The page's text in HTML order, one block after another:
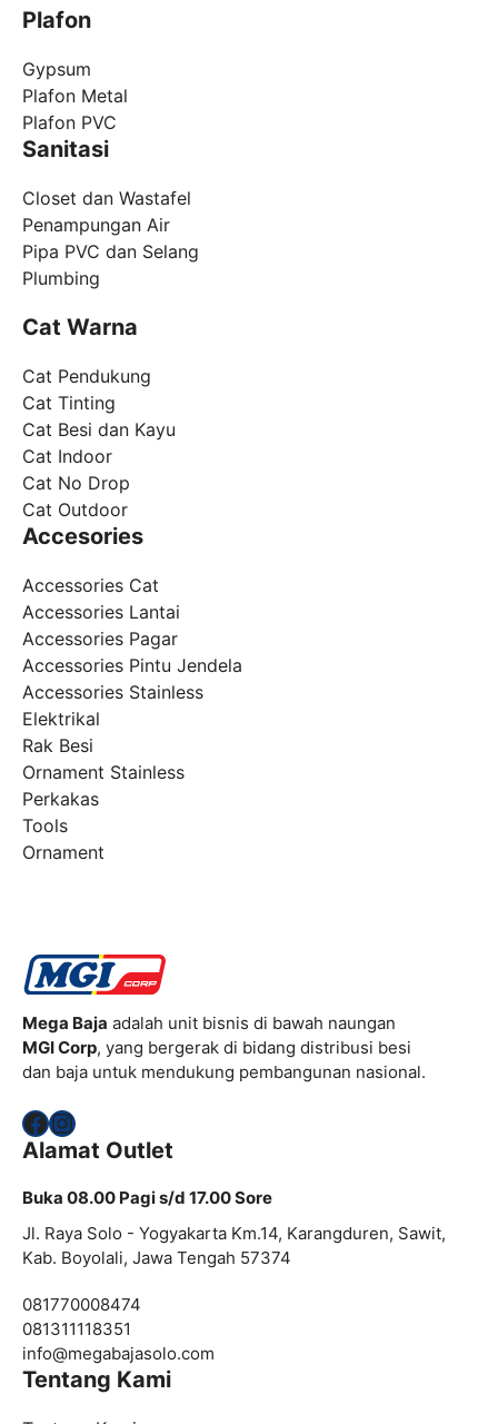
Plafon
Gypsum
Plafon Metal
Plafon PVC
Sanitasi
Closet dan Wastafel
Penampungan Air
Pipa PVC dan Selang
Plumbing
Cat Warna
Cat Pendukung
Cat Tinting
Cat Besi dan Kayu
Cat Indoor
Cat No Drop
Cat Outdoor
Accesories
Accessories Cat
Accessories Lantai
Accessories Pagar
Accessories Pintu Jendela
Accessories Stainless
Elektrikal
Rak Besi
Ornament Stainless
Perkakas
Tools
Ornament
Mega Baja adalah unit bisnis di bawah naungan
MGI Corp, yang bergerak di bidang distribusi besi
dan baja untuk mendukung pembangunan nasional.
Facebook
Instagram
Alamat Outlet
Buka 08.00 Pagi s/d 17.00 Sore
Jl. Raya Solo - Yogyakarta Km.14, Karangduren, Sawit,
Kab. Boyolali, Jawa Tengah 57374
081770008474
081311118351
info@megabajasolo.com
Tentang Kami